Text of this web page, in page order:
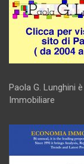
Paola G. Lunghini
Immobiliare